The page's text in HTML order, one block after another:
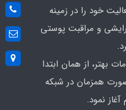
خود را در زمینه
و مراقبت پوستی
بهتر، از همان ابتدا
همزمان در شبکه
آغاز نمود.